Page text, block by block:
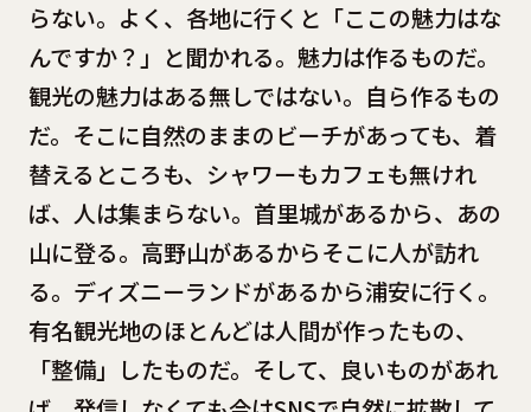
らない。よく、各地に行くと「ここの魅力はな
んですか？」と聞かれる。魅力は作るものだ。
観光の魅力はある無しではない。自ら作るもの
だ。そこに自然のままのビーチがあっても、着
替えるところも、シャワーもカフェも無けれ
ば、人は集まらない。首里城があるから、あの
山に登る。高野山があるからそこに人が訪れ
る。ディズニーランドがあるから浦安に行く。
有名観光地のほとんどは人間が作ったもの、
「整備」したものだ。そして、良いものがあれ